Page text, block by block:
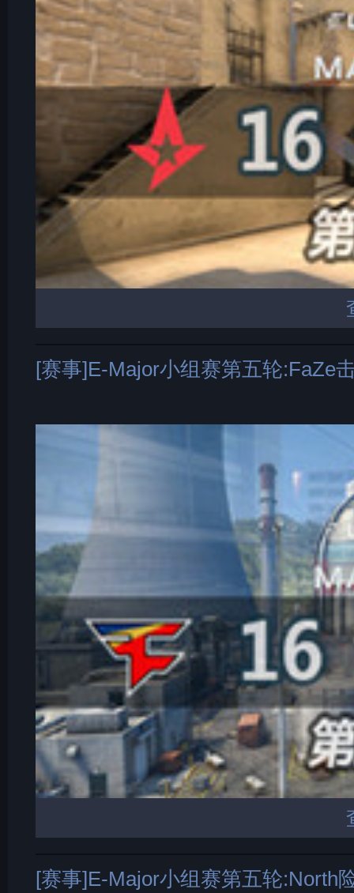
[赛事]E-Major小组赛第五轮:FaZe
[赛事]E-Major小组赛第五轮:North